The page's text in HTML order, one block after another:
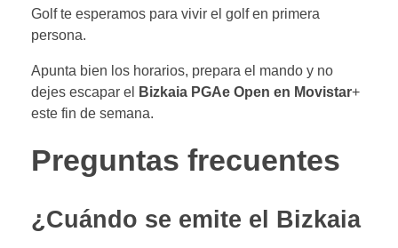
Golf te esperamos para vivir el golf en primera
persona.
Apunta bien los horarios, prepara el mando y no
dejes escapar el
Bizkaia PGAe Open en Movistar+
este fin de semana.
Preguntas frecuentes
¿Cuándo se emite el Bizkaia